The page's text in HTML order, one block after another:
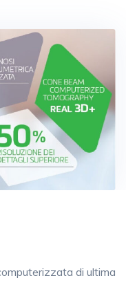
di ultima